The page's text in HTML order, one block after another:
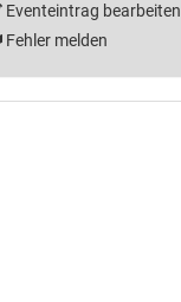
Eventeintrag bearbeiten
Fehler melden